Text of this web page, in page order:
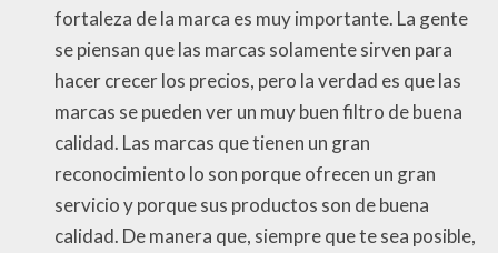
fortaleza de la marca es muy importante. La gente
se piensan que las marcas solamente sirven para
hacer crecer los precios, pero la verdad es que las
marcas se pueden ver un muy buen filtro de buena
calidad. Las marcas que tienen un gran
reconocimiento lo son porque ofrecen un gran
servicio y porque sus productos son de buena
calidad. De manera que, siempre que te sea posible,